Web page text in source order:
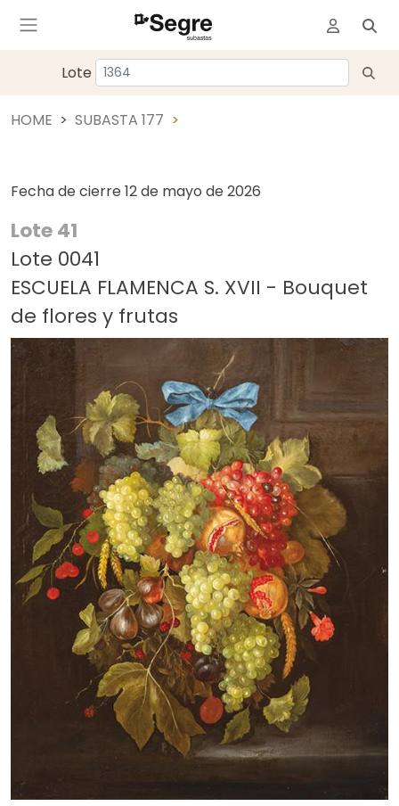
Lote
HOME SUBASTA 177
Fecha de cierre 12 de mayo de 2026
Lote 41
Lote 0041
ESCUELA FLAMENCA S. XVII - Bouquet
de flores y frutas